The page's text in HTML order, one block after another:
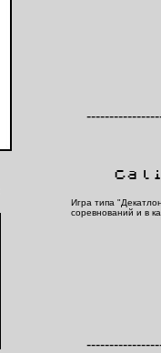
Игра типа
соревнований и в